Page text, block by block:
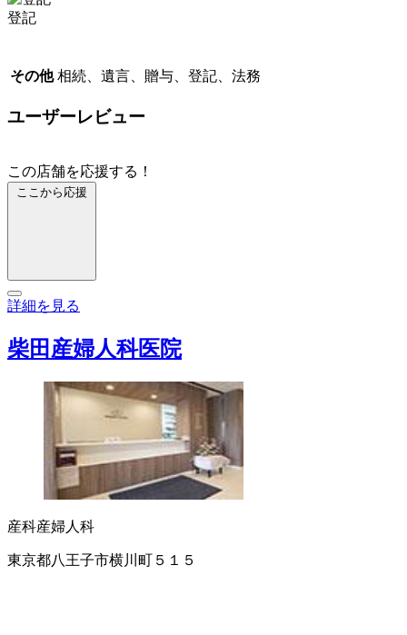
登記
その他 相続、遺言、贈与、登記、法務
ユーザーレビュー
この店舗を応援する！
ここから応援
詳細を見る
柴田産婦人科医院
産科産婦人科
東京都八王子市横川町５１５